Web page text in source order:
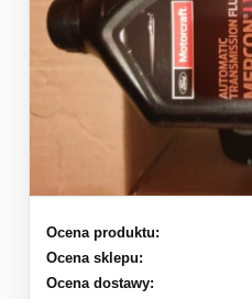
Ocena produktu:
Ocena sklepu:
Ocena dostawy: